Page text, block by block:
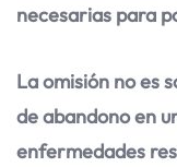
necesarias para
La omisión no es
de abandono en
enfermedades